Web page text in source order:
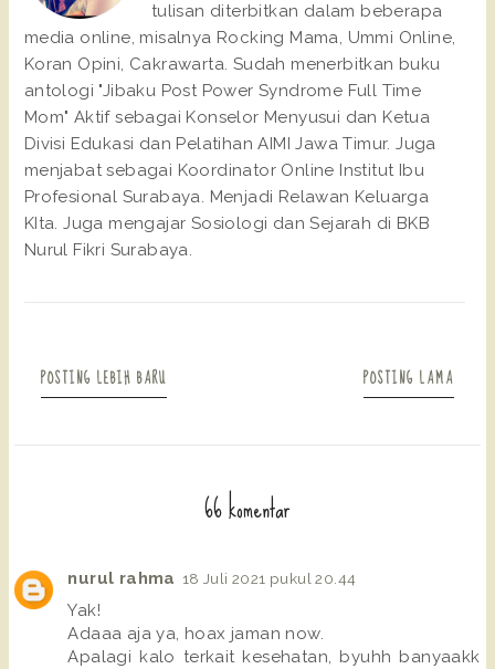
tulisan diterbitkan dalam beberapa
media online, misalnya Rocking Mama, Ummi Online,
Koran Opini, Cakrawarta. Sudah menerbitkan buku
antologi "Jibaku Post Power Syndrome Full Time
Mom" Aktif sebagai Konselor Menyusui dan Ketua
Divisi Edukasi dan Pelatihan AIMI Jawa Timur. Juga
menjabat sebagai Koordinator Online Institut Ibu
Profesional Surabaya. Menjadi Relawan Keluarga
KIta. Juga mengajar Sosiologi dan Sejarah di BKB
Nurul Fikri Surabaya.
POSTING LEBIH BARU POSTING LAMA
66 komentar
nurul rahma 18 Juli 2021 pukul 20.44
Yak!
Adaaa aja ya, hoax jaman now.
Apalagi kalo terkait kesehatan, byuhh banyaakk